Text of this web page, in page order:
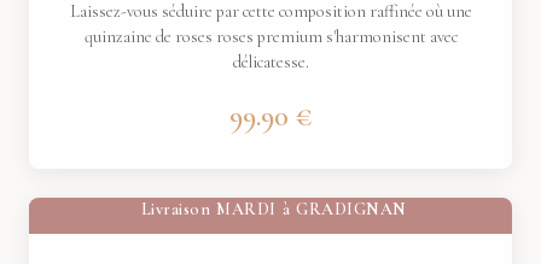
Laissez-vous séduire par cette composition raffinée où une
quinzaine de roses roses premium s'harmonisent avec
délicatesse.
99.90 €
Livraison MARDI à GRADIGNAN